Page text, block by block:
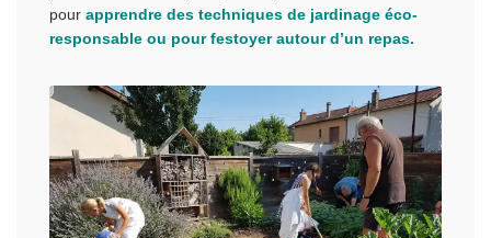
pour apprendre des techniques de jardinage éco-
responsable ou pour festoyer autour d’un repas.